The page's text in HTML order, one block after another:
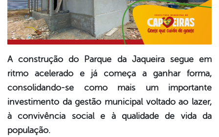
A construção do Parque da Jaqueira segue em
ritmo acelerado e já começa a ganhar forma,
consolidando-se como mais um importante
investimento da gestão municipal voltado ao lazer,
à convivência social e à qualidade de vida da
população.